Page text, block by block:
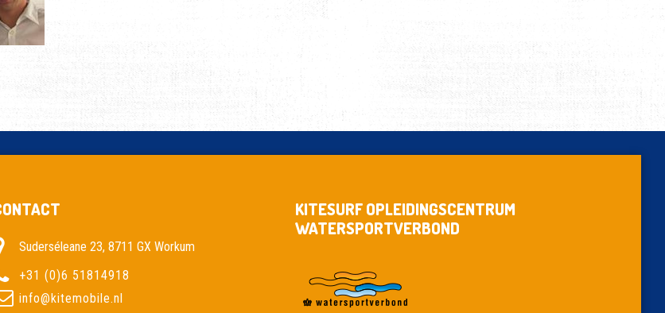
Suderséleane 23, 8711 GX Workum
+31 (0)6 51814918
info@kitemobile.nl
KITESURF OPLEIDINGSCENTRUM
WATERSPORTVERBOND